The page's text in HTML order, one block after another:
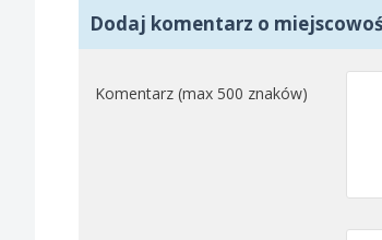
Dodaj komentarz o
Komentarz (max 500 znaków)